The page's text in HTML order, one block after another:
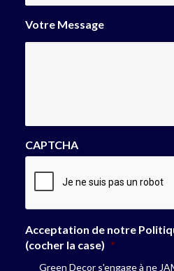
Votre Message
CAPTCHA
Acceptation de notre
(cocher la case) *
Green Decor s'engage à ne